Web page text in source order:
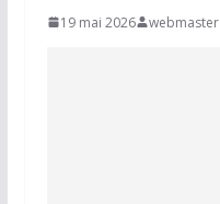
19 mai 2026 webmaster